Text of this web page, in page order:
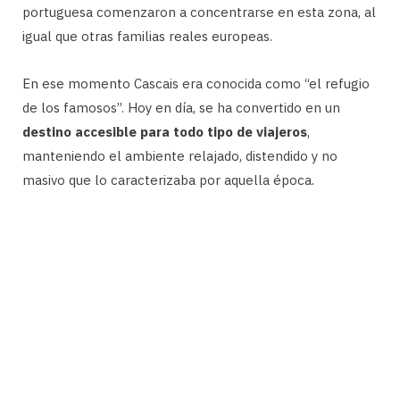
portuguesa comenzaron a concentrarse en esta zona, al
igual que otras familias reales europeas.
En ese momento Cascais era conocida como “el refugio
de los famosos”. Hoy en día, se ha convertido en un
destino accesible para todo tipo de viajeros,
manteniendo el ambiente relajado, distendido y no
masivo que lo caracterizaba por aquella época.